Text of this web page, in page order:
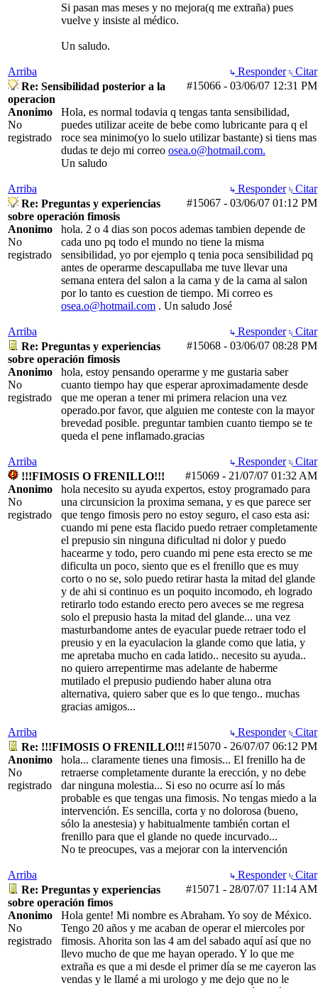
Si pasan mas meses y no mejora(q me extraña) pues
vuelve y insiste al médico.
Un saludo.
Arriba Responder
Citar
#15066 - 03/06/07 12:31 PM
Re: Sensibilidad posterior a la
operacion
Anonimo
No
registrado
Hola, es normal todavia q tengas tanta sensibilidad,
puedes utilizar aceite de bebe como lubricante para q el
roce sea minimo(yo lo suelo utilizar bastante) si tiens mas
dudas te dejo mi correo osea.o@hotmail.com.
Un saludo
Arriba Responder
Citar
#15067 - 03/06/07 01:12 PM
Re: Preguntas y experiencias
sobre operación fimosis
Anonimo
No
registrado
hola. 2 o 4 dias son pocos ademas tambien depende de
cada uno pq todo el mundo no tiene la misma
sensibilidad, yo por ejemplo q tenia poca sensibilidad pq
antes de operarme descapullaba me tuve llevar una
semana entera del salon a la cama y de la cama al salon
por lo tanto es cuestion de tiempo. Mi correo es
osea.o@hotmail.com . Un saludo José
Arriba Responder
Citar
#15068 - 03/06/07 08:28 PM
Re: Preguntas y experiencias
sobre operación fimosis
Anonimo
No
registrado
hola, estoy pensando operarme y me gustaria saber
cuanto tiempo hay que esperar aproximadamente desde
que me operan a tener mi primera relacion una vez
operado.por favor, que alguien me conteste con la mayor
brevedad posible. preguntar tambien cuanto tiempo se te
queda el pene inflamado.gracias
Arriba Responder
Citar
#15069 - 21/07/07 01:32 AM
!!!FIMOSIS O FRENILLO!!!
Anonimo
No
registrado
hola necesito su ayuda expertos, estoy programado para
una circunsicion la proxima semana, y es que parece ser
que tengo fimosis pero no estoy seguro, el caso esta asi:
cuando mi pene esta flacido puedo retraer completamente
el prepusio sin ninguna dificultad ni dolor y puedo
hacearme y todo, pero cuando mi pene esta erecto se me
dificulta un poco, siento que es el frenillo que es muy
corto o no se, solo puedo retirar hasta la mitad del glande
y de ahi si continuo es un poquito incomodo, eh logrado
retirarlo todo estando erecto pero aveces se me regresa
solo el prepusio hasta la mitad del glande... una vez
masturbandome antes de eyacular puede retraer todo el
preusio y en la eyaculacion la glande como que latia, y
me apretaba mucho en cada latido.. necesito su ayuda..
no quiero arrepentirme mas adelante de haberme
mutilado el prepusio pudiendo haber aluna otra
alternativa, quiero saber que es lo que tengo.. muchas
gracias amigos...
Arriba Responder
Citar
#15070 - 26/07/07 06:12 PM
Re: !!!FIMOSIS O FRENILLO!!!
Anonimo
No
registrado
hola... claramente tienes una fimosis... El frenillo ha de
retraerse completamente durante la erección, y no debe
dar ninguna molestia... Si eso no ocurre así lo más
probable es que tengas una fimosis. No tengas miedo a la
intervención. Es sencilla, corta y no dolorosa (bueno,
sólo la anestesia) y habitualmente también cortan el
frenillo para que el glande no quede incurvado...
No te preocupes, vas a mejorar con la intervención
Arriba Responder
Citar
#15071 - 28/07/07 11:14 AM
Re: Preguntas y experiencias
sobre operación fimos
Anonimo
No
registrado
Hola gente! Mi nombre es Abraham. Yo soy de México.
Tengo 20 años y me acaban de operar el miercoles por
fimosis. Ahorita son las 4 am del sabado aquí así que no
llevo mucho de que me hayan operado. Y lo que me
extraña es que a mi desde el primer día se me cayeron las
vendas y le llamé a mi urologo y me dejo que no le